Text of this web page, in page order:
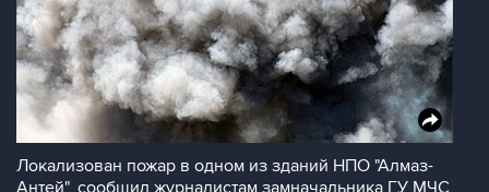
Локализован пожар в одном из зданий НПО "Алмаз-
Антей", сообщил журналистам замначальника ГУ МЧС